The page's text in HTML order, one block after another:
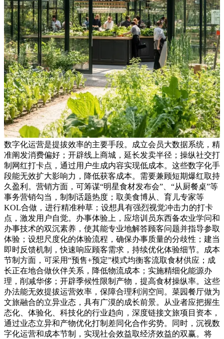
数字化运营是提拔效率的主要手段。成立会员大数据系统，精
准阐发消费偏好；开辟线上商城，延长发卖半径；操纵社交打
制网红打卡点，通过用户生成内容实现低成本。这些数字化手
段能无效扩大影响力，降低获客成本。需要兼顾短期爆红取持
久盈利。营销方面，可筹谋“明星食材发布会”、“从厨餐桌”等
事务营销勾当，制制话题热度；取美食博从、育儿专家等
KOL合做，进行精准种草；设想具有强烈视觉冲击力的打卡
点，激发用户自觉。办事体验上，应培训员东西备农业学问和
办事技术的双沉素养，使其能专业地解答顾客问题并指导参取
体验；设想尺度化的体验流程，确保办事质量的分歧性；建当
即时反馈机制，快速响应顾客需求，持续优化体验细节。成本
节制方面，可采用“预售+预定”模式均衡客流取食材供应；成
长正在地合做伙伴关系，降低物流成本；实施精细化能源办
理，削减华侈；开辟季候性限制产物，提高食材操纵率。这些
办法能无效提拔运营效率，保障合理利润空间。菜园餐厅做为
文旅融合的立异业态，具有广漠的成长前景。从业者应把握生
态化、体验化、科技化的行业趋向，深度链接文旅项目资本，
通过业态立异和产物优化打制差同化合作劣势。同时，沉视数
字化运营和成本节制，实现社会效益取经济效益的双赢。将